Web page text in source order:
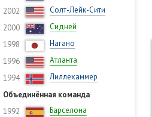
2002
Солт-Лейк-Сити
2000
Сидней
1998
Нагано
1996
Атланта
1994
Лиллехаммер
Объединённая команда
1992
Барселона